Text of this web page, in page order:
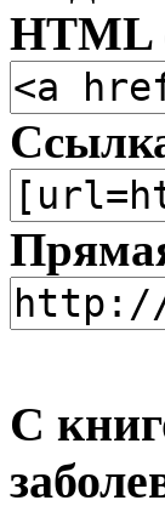
HTML
С